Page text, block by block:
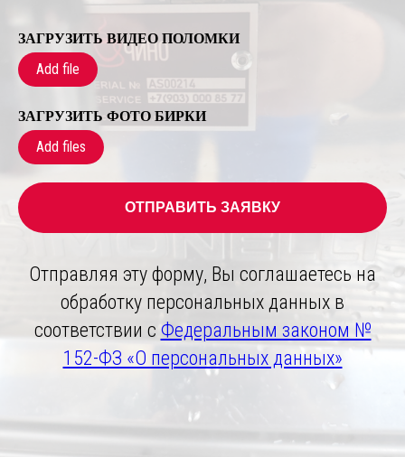
ЗАГРУЗИТЬ ВИДЕО ПОЛОМКИ
Add file
ЗАГРУЗИТЬ ФОТО БИРКИ
Add files
ОТПРАВИТЬ ЗАЯВКУ
Отправляя эту форму, Вы соглашаетесь на
обработку персональных данных в
соответствии с Федеральным законом №
152-ФЗ «О персональных данных»